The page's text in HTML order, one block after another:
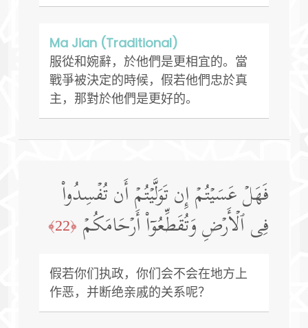
Ma Jian (Traditional)
服從和婉辭，於他們是更相宜的。當
戰爭被決定的時候，假若他們忠於真
主，那對於他們是更好的。
فَهَلۡ عَسَیۡتُمۡ إِن تَوَلَّیۡتُمۡ أَن تُفۡسِدُوا۟
فِی ٱلۡأَرۡضِ وَتُقَطِّعُوۤا۟ أَرۡحَامَكُمۡ ﴿22﴾
假若你们执政，你们会不会在地方上
作恶，并断绝亲戚的关系呢？